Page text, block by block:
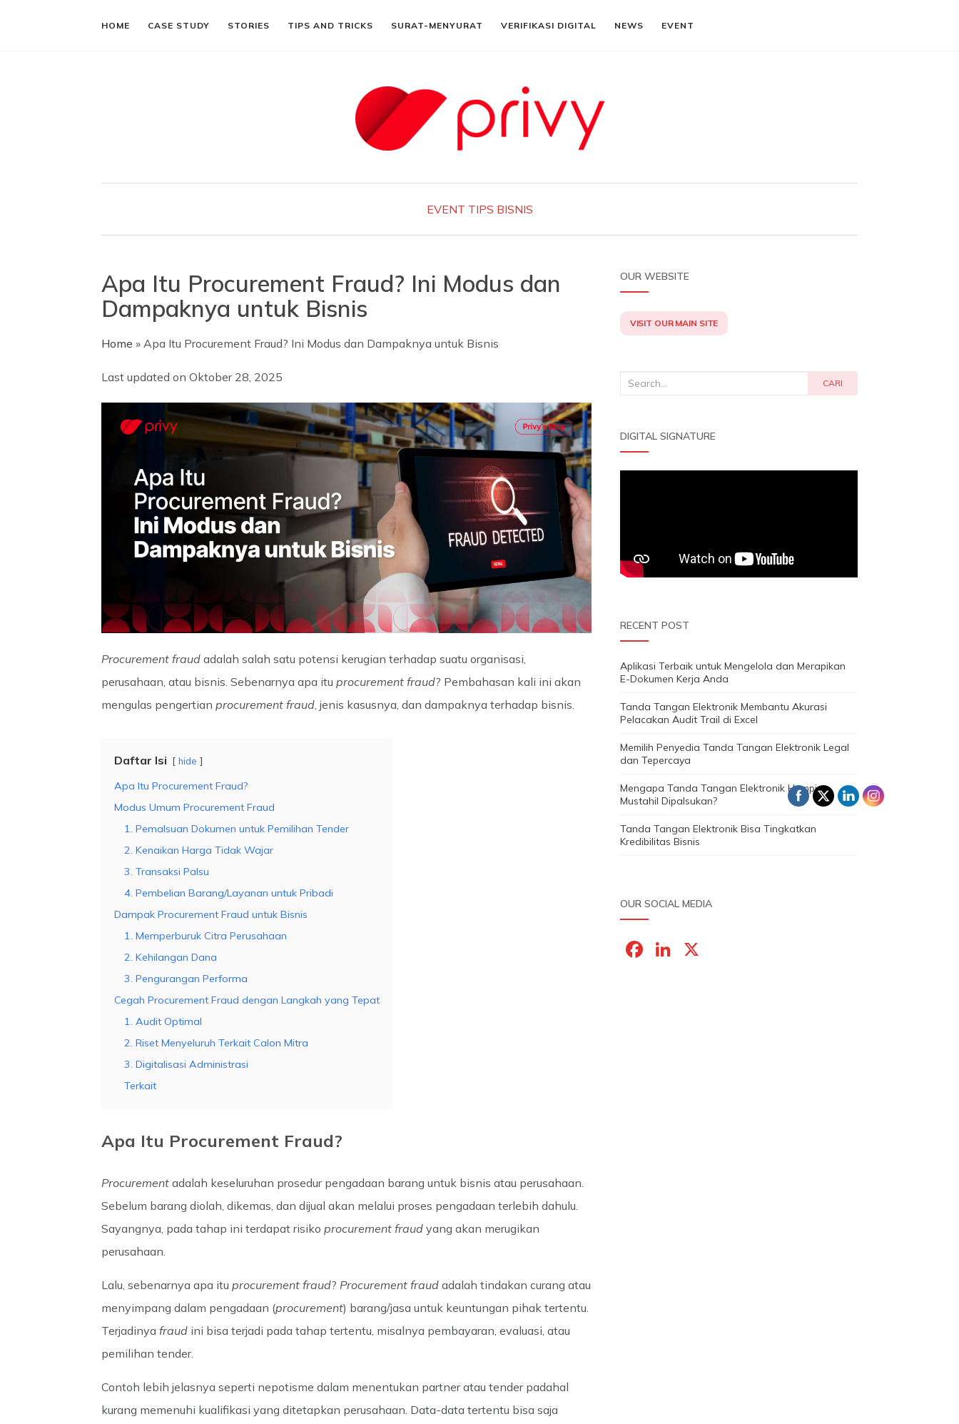
HOME CASE STUDY STORIES TIPS AND TRICKS SURAT-MENYURAT VERIFIKASI DIGITAL NEWS EVENT
EVENT TIPS BISNIS
Apa Itu Procurement Fraud? Ini Modus dan
Dampaknya untuk Bisnis
Home » Apa Itu Procurement Fraud? Ini Modus dan Dampaknya untuk Bisnis
Last updated on Oktober 28, 2025
Procurement fraud adalah salah satu potensi kerugian terhadap suatu organisasi,
perusahaan, atau bisnis. Sebenarnya apa itu procurement fraud? Pembahasan kali ini akan
mengulas pengertian procurement fraud , jenis kasusnya, dan dampaknya terhadap bisnis.
Daftar Isi hide
Apa Itu Procurement Fraud?
Modus Umum Procurement Fraud
1. Pemalsuan Dokumen untuk Pemilihan Tender
2. Kenaikan Harga Tidak Wajar
3. Transaksi Palsu
4. Pembelian Barang/Layanan untuk Pribadi
Dampak Procurement Fraud untuk Bisnis
1. Memperburuk Citra Perusahaan
2. Kehilangan Dana
3. Pengurangan Performa
Cegah Procurement Fraud dengan Langkah yang Tepat
1. Audit Optimal
2. Riset Menyeluruh Terkait Calon Mitra
3. Digitalisasi Administrasi
Terkait
Apa Itu Procurement Fraud?
Procurement adalah keseluruhan prosedur pengadaan barang untuk bisnis atau perusahaan.
Sebelum barang diolah, dikemas, dan dijual akan melalui proses pengadaan terlebih dahulu.
Sayangnya, pada tahap ini terdapat risiko procurement fraud yang akan merugikan
perusahaan.
Lalu, sebenarnya apa itu procurement fraud? Procurement fraud adalah tindakan curang atau
menyimpang dalam pengadaan (procurement) barang/jasa untuk keuntungan pihak tertentu.
Terjadinya fraud ini bisa terjadi pada tahap tertentu, misalnya pembayaran, evaluasi, atau
pemilihan tender.
Contoh lebih jelasnya seperti nepotisme dalam menentukan partner atau tender padahal
kurang memenuhi kualifikasi yang ditetapkan perusahaan. Data-data tertentu bisa saja
OUR WEBSITE
VISIT OUR MAIN SITE
Search
CARI
DIGITAL SIGNATURE
RECENT POST
Aplikasi Terbaik untuk Mengelola dan Merapikan
E-Dokumen Kerja Anda
Tanda Tangan Elektronik Membantu Akurasi
Pelacakan Audit Trail di Excel
Memilih Penyedia Tanda Tangan Elektronik Legal
dan Tepercaya
Mengapa Tanda Tangan Elektronik Hampir
Mustahil Dipalsukan?
Tanda Tangan Elektronik Bisa Tingkatkan
Kredibilitas Bisnis
OUR SOCIAL MEDIA
F
Li